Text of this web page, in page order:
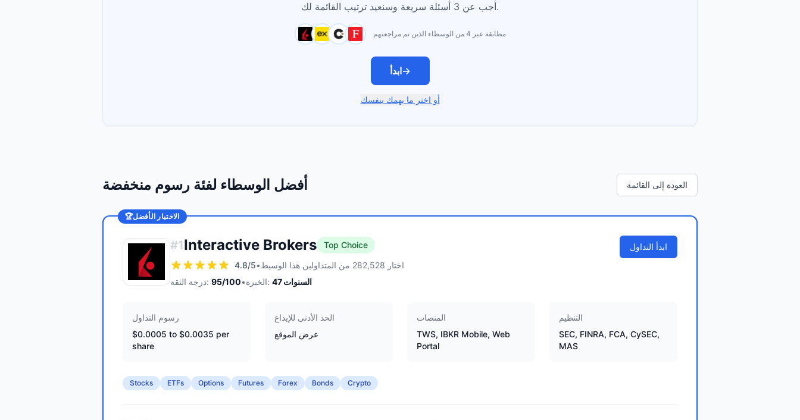
أجب عن 3 أسئلة سريعة وسنعيد ترتيب القائمة لك.
مطابقة عبر 4 من الوسطاء الذين تم مراجعتهم
ابدأ→
أو اختر ما يهمك بنفسك
أفضل الوسطاء لفئة رسوم منخفضة العودة إلى القائمة
🏆الاختيار الأفضل
#1Interactive Brokers
Top Choice
4.8/5•
اختار 282,528 من المتداولين هذا الوسيط
درجة الثقة: 95/100• الخبرة: 47 السنوات
ابدأ التداول
رسوم التداول
$0.0005 to $0.0035 per
share
الحد الأدنى للإيداع
عرض الموقع
المنصات
TWS, IBKR Mobile, Web
Portal
التنظيم
SEC, FINRA, FCA, CySEC,
MAS
Stocks ETFs Options Futures Forex Bonds Crypto